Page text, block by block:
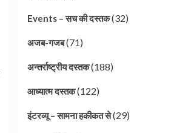
Events – सच की दस्तक(32)
अजब-गजब(71)
अन्तर्राष्ट्रीय दस्तक(188)
आध्यात्म दस्तक(122)
इंटरव्यू – सामना हकीकत से(29)